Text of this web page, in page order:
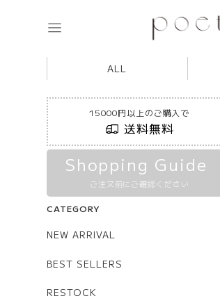
ALL
15000円以上のご購入で
送料無料
Shopping Guide
ご注文前にご確認ください
CATEGORY
NEW ARRIVAL
BEST SELLERS
RESTOCK